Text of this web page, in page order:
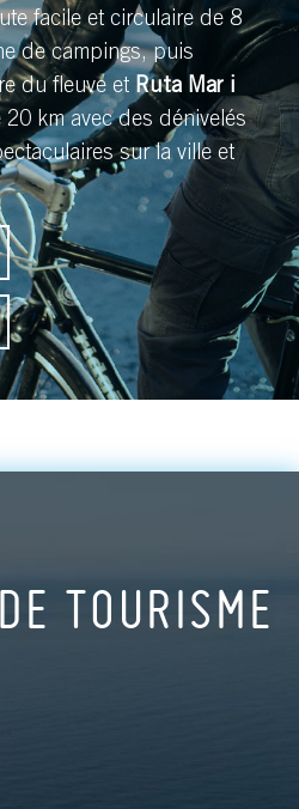
facile et circulaire de 8
de campings, puis
du fleuve et Ruta Mar i
20 km avec des dénivelés
sur la ville et
TOURISME